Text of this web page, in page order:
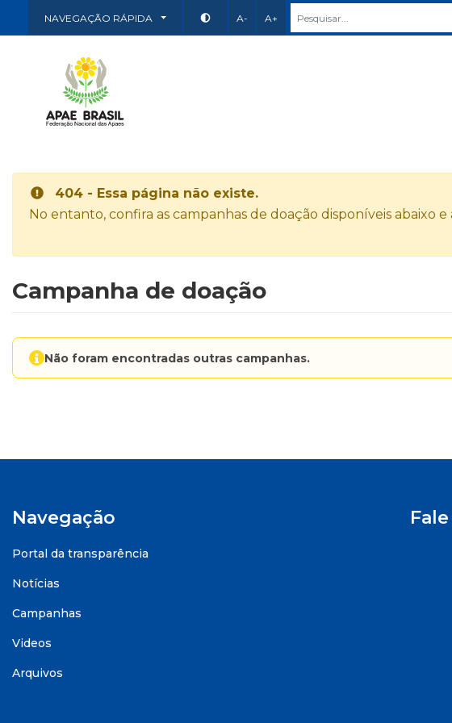
NAVEGAÇÃO RÁPIDA A- A+
404 - Essa página não existe.
No entanto, confira as campanhas de doação disponíveis abaixo e
Campanha de doação
Não foram encontradas outras campanhas.
Navegação
Portal da transparência
Notícias
Campanhas
Videos
Arquivos